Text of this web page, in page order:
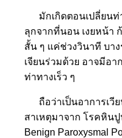
มักเกิดตอนเปลี่ยน
ลุกจากที่นอน เงยหน้า
สั้น ๆ แค่ช่วงวินาที บา
เจียนร่วมด้วย อาจมีอา
ท่าทางเร็ว ๆ
ถือว่าเป็นอาการเวี
สาเหตุมาจาก โรคหิน
Benign Paroxysmal